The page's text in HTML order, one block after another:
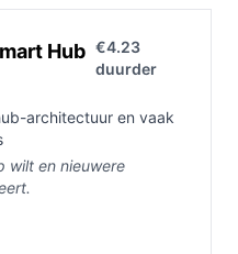
Hub €4.23
duurder
architectuur en vaak
wilt en nieuwere